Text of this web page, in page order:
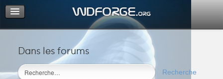
Dans les forums
Recherche
Portail
Index du forum